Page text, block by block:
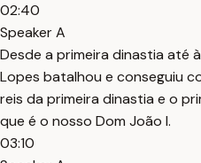
02:40
Speaker A
Desde a primeira dinastia até
Lopes batalhou e conseguiu
reis da primeira dinastia e o
que é o nosso Dom João I.
03:10